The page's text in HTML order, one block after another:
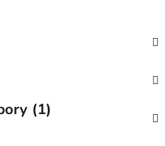
(1)